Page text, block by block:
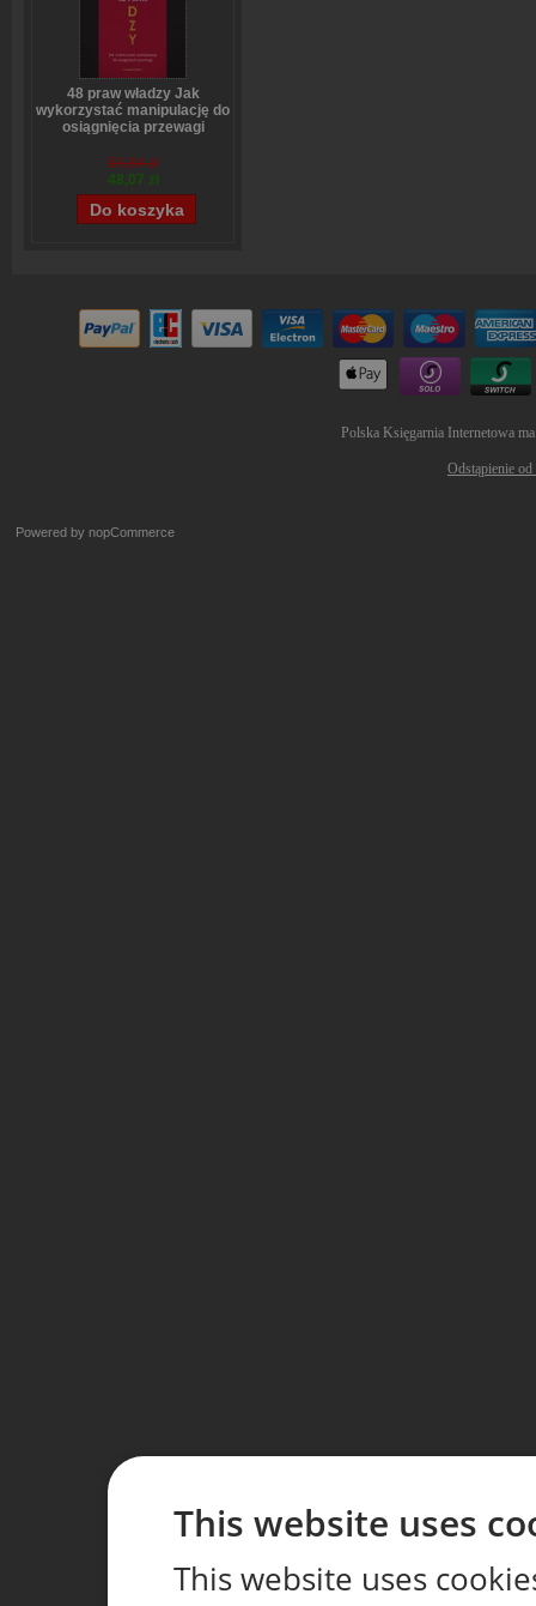
48 praw władzy Jak
wykorzystać manipulację do
osiągnięcia przewagi
59,84 zł
48,07 zł
Polska Księgarnia Internetowa
Odstąpienie
Powered by nopCommerce
This website uses
This website uses